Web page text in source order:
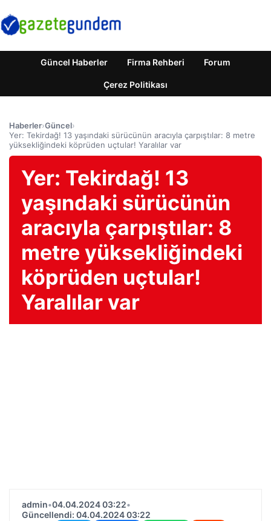
Güncel Haberler Firma Rehberi Forum
Çerez Politikası
Haberler›Güncel›
Yer: Tekirdağ! 13 yaşındaki sürücünün aracıyla çarpıştılar: 8 metre
yüksekliğindeki köprüden uçtular! Yaralılar var
Yer: Tekirdağ! 13
yaşındaki sürücünün
aracıyla çarpıştılar: 8
metre yüksekliğindeki
köprüden uçtular!
Yaralılar var
admin•04.04.2024 03:22•
Güncellendi: 04.04.2024 03:22